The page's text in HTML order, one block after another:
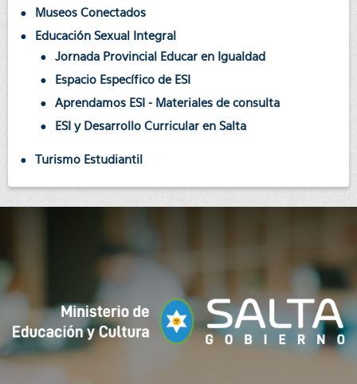
Museos Conectados
Educación Sexual Integral
Jornada Provincial Educar en Igualdad
Espacio Específico de ESI
Aprendamos ESI - Materiales de consulta
ESI y Desarrollo Curricular en Salta
Turismo Estudiantil